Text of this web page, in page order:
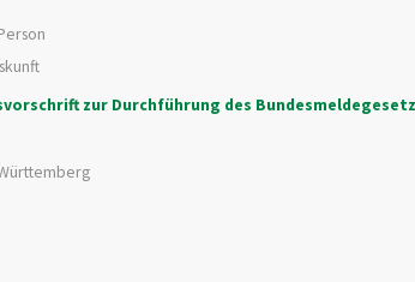
zur Durchführung des